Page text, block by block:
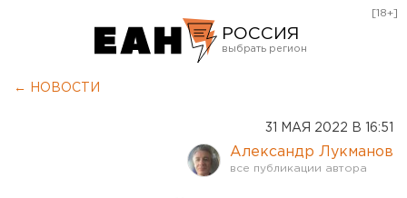
РОССИЯ
Оренбург
[18+]
← НОВОСТИ
31 МАЯ 2022 В 16:51
Александр Лукманов